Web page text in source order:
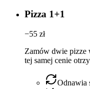
Pizza 1+1
−55 zł
Zamów dwie pizze
tej samej cenie
Odnawia